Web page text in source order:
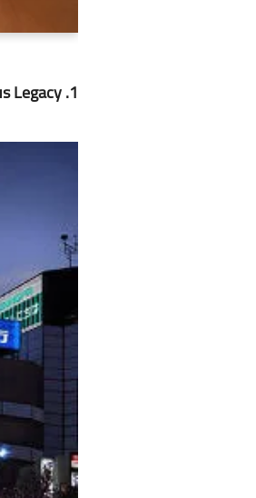
1. Fast & Furious Legacy